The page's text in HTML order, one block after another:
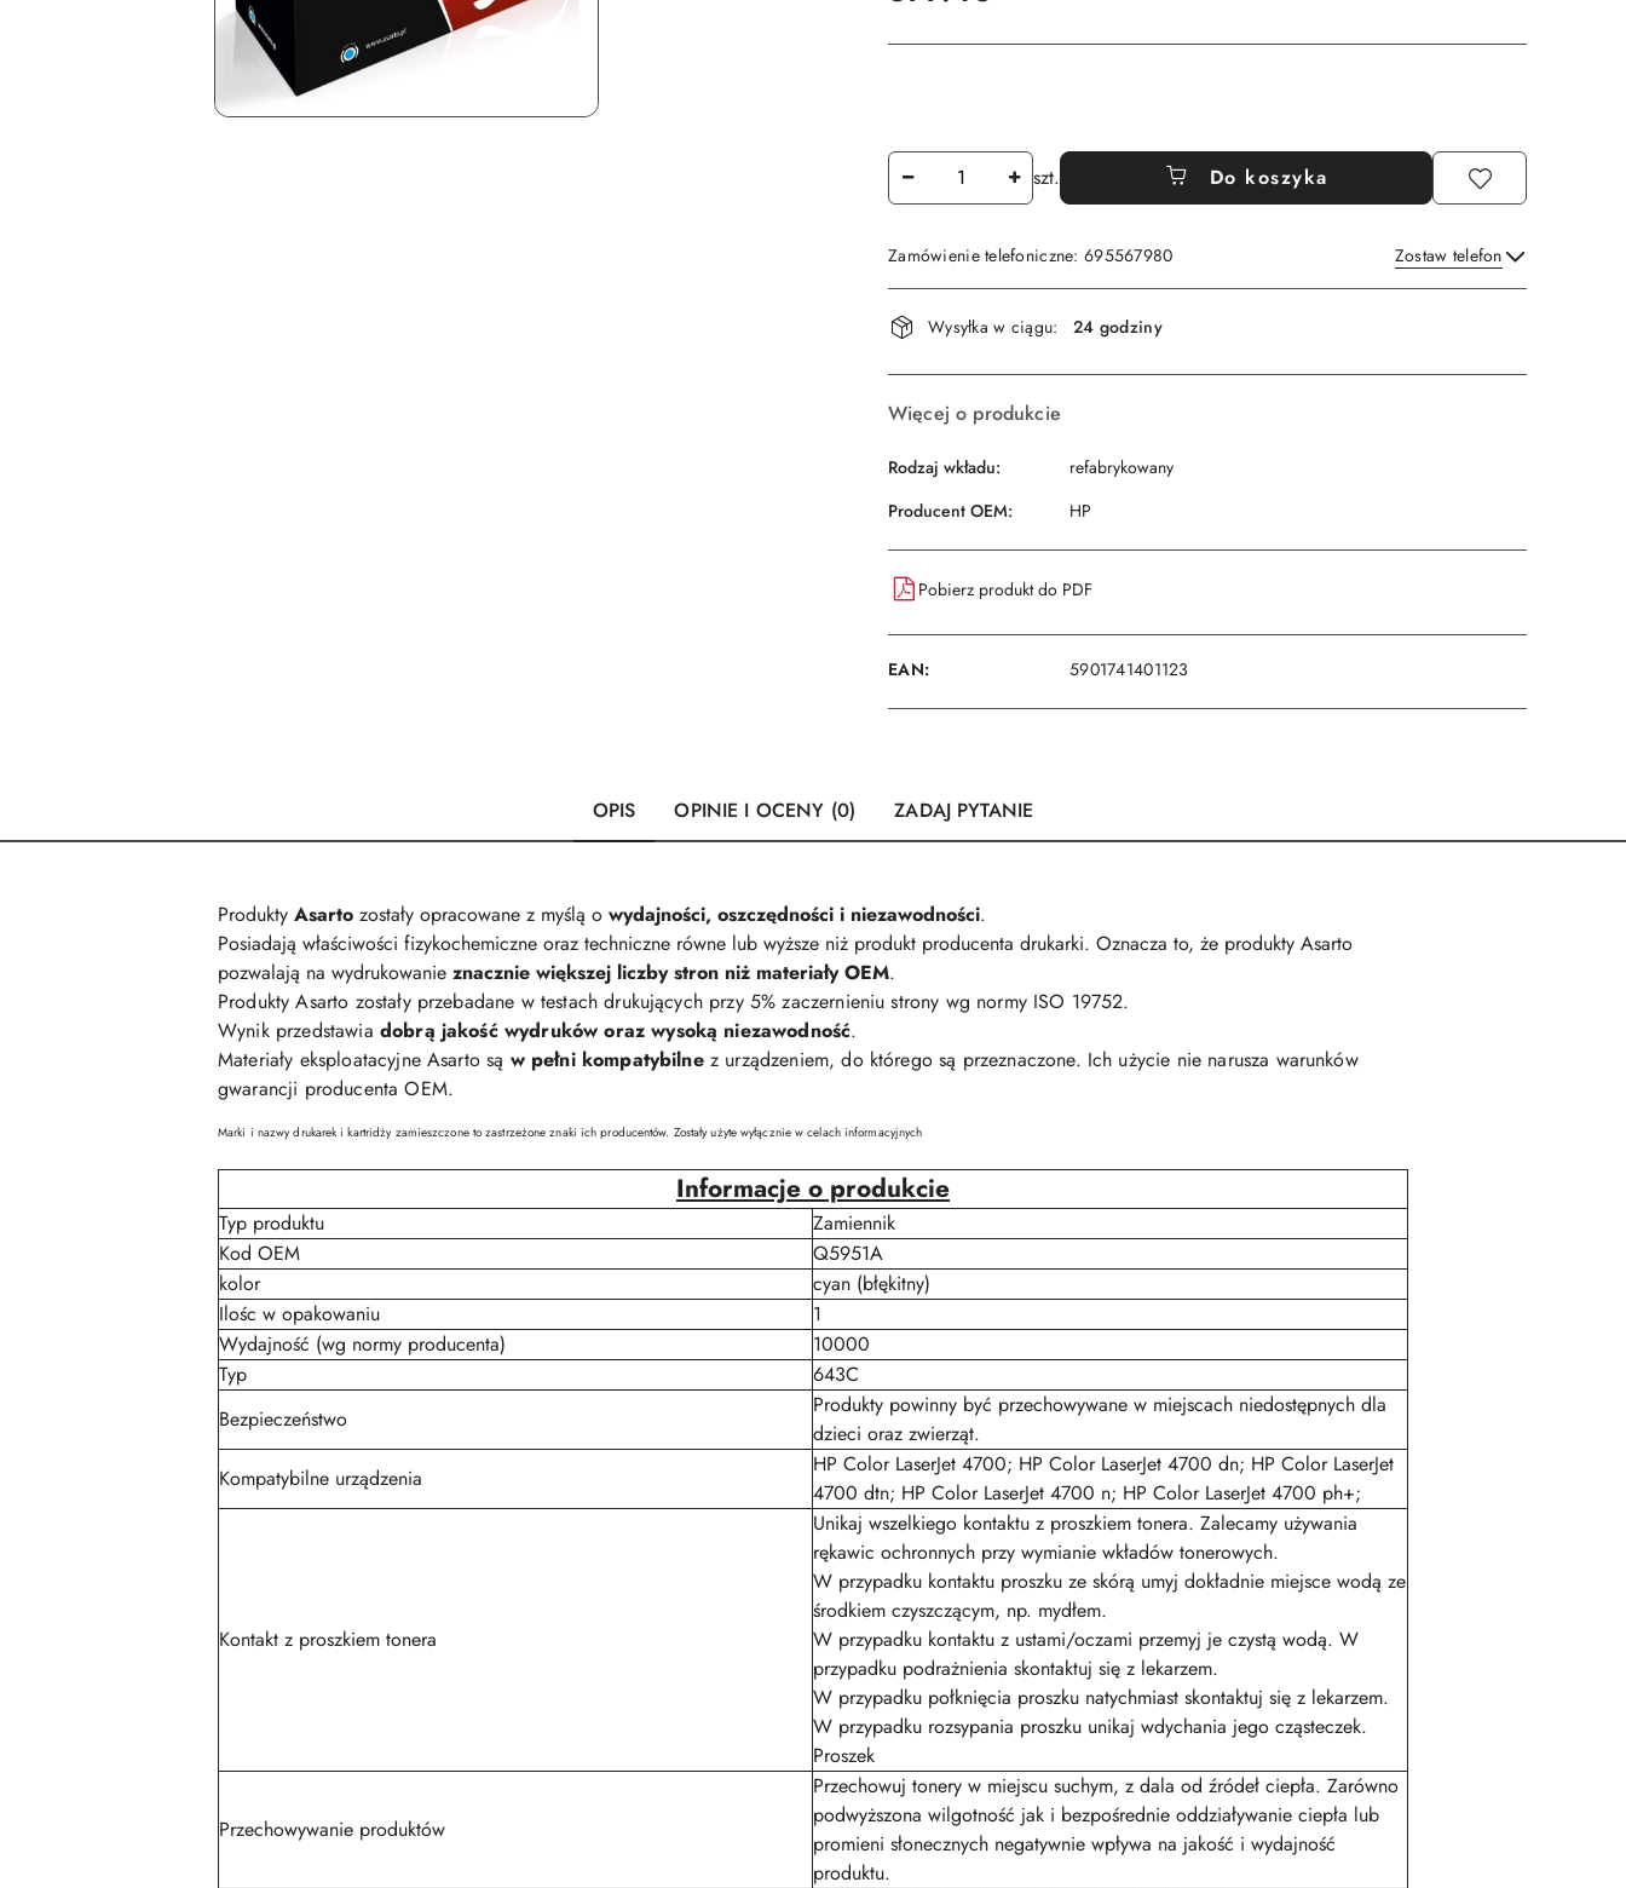
Ilość szt. Do koszyka
Zamówienie telefoniczne: 695567980 Zostaw telefon
Wyślij
Dostępność
i
dostawa
Wysyłka w ciągu: 24 godziny
Więcej o produkcie
Rodzaj wkładu:
refabrykowany
Producent OEM:
HP
Pobierz produkt do PDF
EAN: 5901741401123
OPIS OPINIE I OCENY (0) ZADAJ PYTANIE
Produkty Asarto zostały opracowane z myślą o wydajności, oszczędności i niezawodności.
Posiadają właściwości fizykochemiczne oraz techniczne równe lub wyższe niż produkt producenta drukarki. Oznacza to, że produkty Asarto
pozwalają na wydrukowanie znacznie większej liczby stron niż materiały OEM.
Produkty Asarto zostały przebadane w testach drukujących przy 5% zaczernieniu strony wg normy ISO 19752.
Wynik przedstawia dobrą jakość wydruków oraz wysoką niezawodność.
Materiały eksploatacyjne Asarto są w pełni kompatybilnez urządzeniem, do którego są przeznaczone. Ich użycie nie narusza warunków
gwarancji producenta OEM.
Marki i nazwy drukarek i kartridży zamieszczone to zastrzeżone znaki ich producentów. Zostały użyte wyłącznie w celach informacyjnych
Informacje o produkcie
Typ produktu
Zamiennik
Kod OEM
Q5951A
kolor
cyan (błękitny)
Ilośc w opakowaniu
1
Wydajność (wg normy producenta)
10000
Typ
643C
Bezpieczeństwo
Produkty powinny być przechowywane w miejscach niedostępnych dla
dzieci oraz zwierząt.
Kompatybilne urządzenia
HP Color LaserJet 4700; HP Color LaserJet 4700 dn; HP Color LaserJet
4700 dtn; HP Color LaserJet 4700 n; HP Color LaserJet 4700 ph+;
Kontakt z proszkiem tonera
Unikaj wszelkiego kontaktu z proszkiem tonera. Zalecamy używania
rękawic ochronnych przy wymianie wkładów tonerowych.
W przypadku kontaktu proszku ze skórą umyj dokładnie miejsce wodą ze
środkiem czyszczącym, np. mydłem.
W przypadku kontaktu z ustami/oczami przemyj je czystą wodą. W
przypadku podrażnienia skontaktuj się z lekarzem.
W przypadku połknięcia proszku natychmiast skontaktuj się z lekarzem.
W przypadku rozsypania proszku unikaj wdychania jego cząsteczek.
Proszek
Przechowywanie produktów
Przechowuj tonery w miejscu suchym, z dala od źródeł ciepła. Zarówno
podwyższona wilgotność jak i bezpośrednie oddziaływanie ciepła lub
promieni słonecznych negatywnie wpływa na jakość i wydajność
produktu.